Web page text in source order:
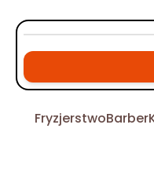
FryzjerstwoBarber